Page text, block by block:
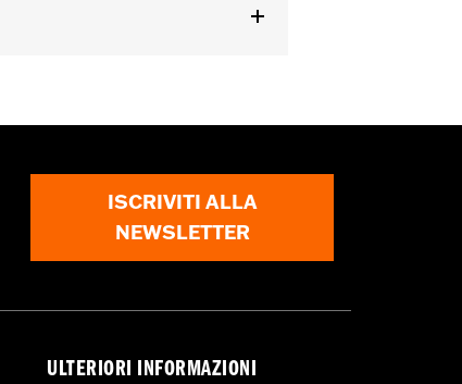
ISCRIVITI ALLA
NEWSLETTER
ULTERIORI INFORMAZIONI